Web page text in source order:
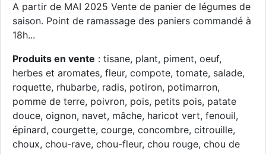
A partir de MAI 2025 Vente de panier de légumes de
saison. Point de ramassage des paniers commandé à
18h...
Produits en vente : tisane, plant, piment, oeuf,
herbes et aromates, fleur, compote, tomate, salade,
roquette, rhubarbe, radis, potiron, potimarron,
pomme de terre, poivron, pois, petits pois, patate
douce, oignon, navet, mâche, haricot vert, fenouil,
épinard, courgette, courge, concombre, citrouille,
choux, chou-rave, chou-fleur, chou rouge, chou de